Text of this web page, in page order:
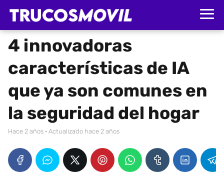
4 innovadoras
características de IA
que ya son comunes en
la seguridad del hogar
hace 2 años · Actualizado hace 2 años